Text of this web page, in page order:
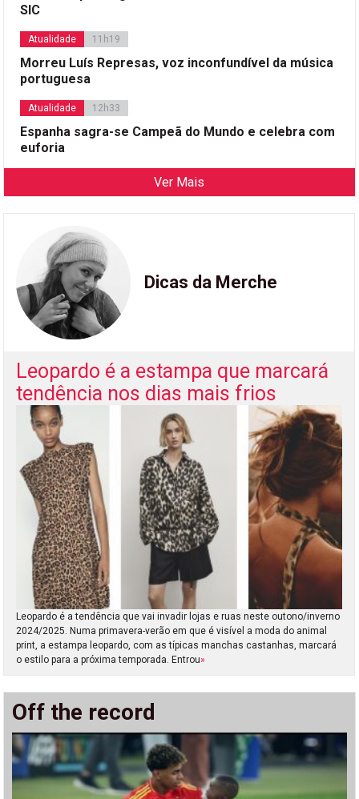
SIC
Atualidade 11h19
Morreu Luís Represas, voz inconfundível da música
portuguesa
Atualidade 12h33
Espanha sagra-se Campeã do Mundo e celebra com
euforia
Ver Mais
Dicas da Merche
Leopardo é a estampa que marcará
tendência nos dias mais frios
Leopardo é a tendência que vai invadir lojas e ruas neste outono/inverno
2024/2025. Numa primavera-verão em que é visível a moda do animal
print, a estampa leopardo, com as típicas manchas castanhas, marcará
o estilo para a próxima temporada. Entrou»
Off the record